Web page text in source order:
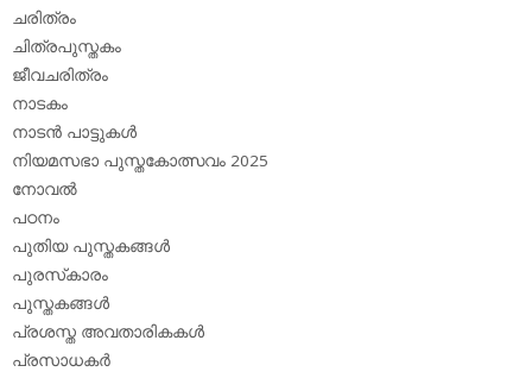
ചരിത്രം
ചിത്രപുസ്തകം
ജീവചരിത്രം
നാടകം
നാടന്‍ പാട്ടുകള്‍
നിയമസഭാ പുസ്തകോത്സവം 2025
നോവല്‍
പഠനം
പുതിയ പുസ്തകങ്ങള്‍
പുരസ്‌കാരം
പുസ്തകങ്ങള്‍
പ്രശസ്ത അവതാരികകള്‍
പ്രസാധകര്‍